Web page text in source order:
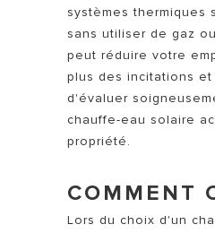
systèmes
sans utiliser de gaz
peut réduire votre
plus des incitations
d'évaluer
chauffe-eau solaire
propriété.
COMMENT
Lors du choix d'un